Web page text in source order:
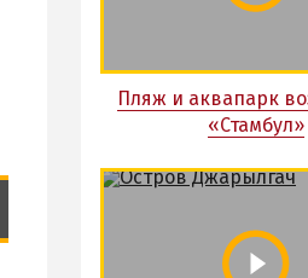
Пляж и аквапарк
«Стамбул»